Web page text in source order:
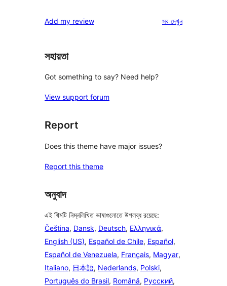
রিভিউ
স্টার
Add my review সবরিভিউ
দেখুন
সহায়তা
Got something to say? Need help?
View support forum
Report
Does this theme have major issues?
Report this theme
অনুবাদ
এই থিমটি নিম্নলিখিত ভাষাগুলোতে উপলব্ধ রয়েছে:
Čeština, Dansk, Deutsch, Ελληνικά,
English (US), Español de Chile, Español,
Español de Venezuela, Français, Magyar,
Italiano, 日本語, Nederlands, Polski,
Português do Brasil, Română, Русский,